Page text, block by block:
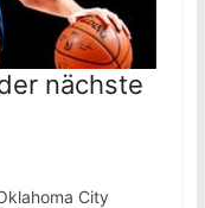
nächste
City